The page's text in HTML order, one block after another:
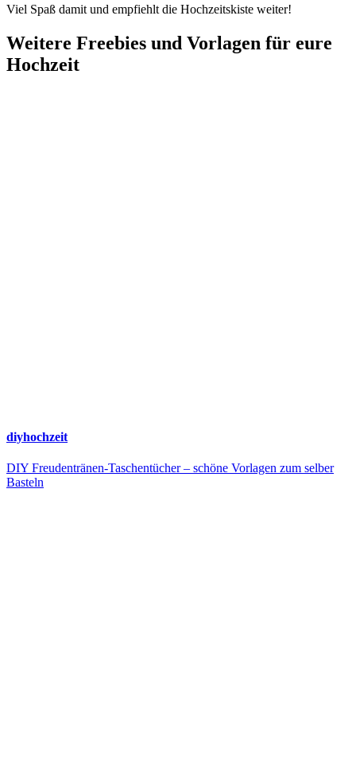
Viel Spaß damit und empfiehlt die Hochzeitskiste weiter!
Weitere Freebies und Vorlagen für eure
Hochzeit
diyhochzeit
DIY Freudentränen-Taschentücher – schöne Vorlagen zum selber
Basteln